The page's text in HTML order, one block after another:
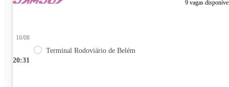
9 vagas
20:31
16/08
Terminal Rodoviário de Belém